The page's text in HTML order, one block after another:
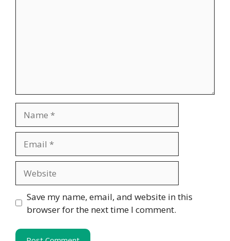
Save my name, email, and website in this
browser for the next time I comment.